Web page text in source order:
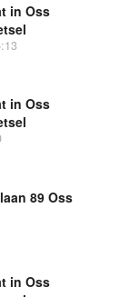
in Oss
in Oss
89 Oss
in Oss